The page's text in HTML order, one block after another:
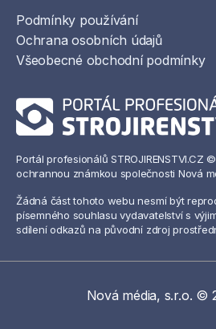
Podmínky používání
Ochrana osobních údajů
Všeobecné obchodní podmínky
Portál profesionálů STROJIRENSTVI.CZ
ochrannou známkou společnosti Nová
Žádná část tohoto webu nesmí být
písemného souhlasu vydavatelství s
sdílení odkazů na původní zdroj
Nová média, s.r.o. ©